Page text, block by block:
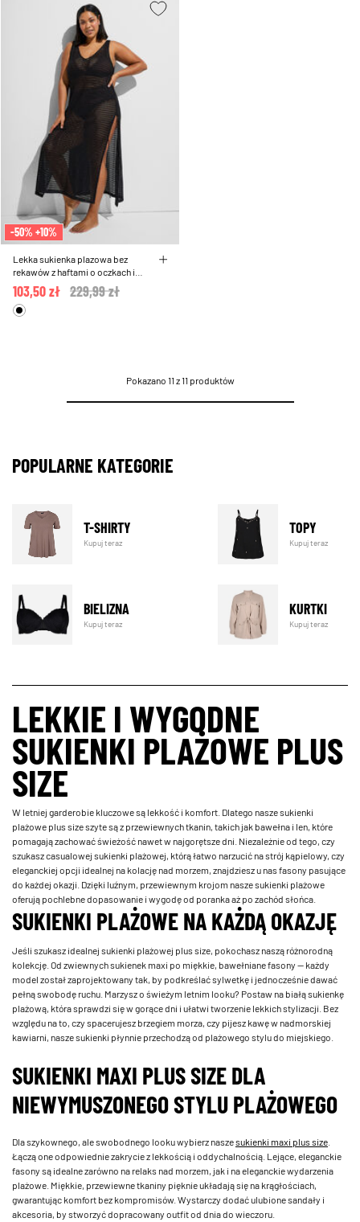
-50% +10%
Lekka sukienka plazowa bez
rekawów z haftami o oczkach i
rozcieciami po bokachPrice reduced from
229,99 zł
103,50 zł
Pokazano 11 z 11 produktów
POPULARNE KATEGORIE
T-SHIRTY
Kupuj teraz
TOPY
Kupuj teraz
BIELIZNA
Kupuj teraz
KURTKI
Kupuj teraz
LEKKIE I WYGODNE
SUKIENKI PLAŻOWE PLUS
SIZE
W letniej garderobie kluczowe są lekkość i komfort. Dlatego nasze sukienki
plażowe plus size szyte są z przewiewnych tkanin, takich jak bawełna i len, które
pomagają zachować świeżość nawet w najgorętsze dni. Niezależnie od tego, czy
szukasz casualowej sukienki plażowej, którą łatwo narzucić na strój kąpielowy, czy
eleganckiej opcji idealnej na kolację nad morzem, znajdziesz u nas fasony pasujące
do każdej okazji. Dzięki luźnym, przewiewnym krojom nasze sukienki plażowe
oferują pochlebne dopasowanie i wygodę od poranka aż po zachód słońca.
SUKIENKI PLAŻOWE NA KAŻDĄ OKAZJĘ
Jeśli szukasz idealnej sukienki plażowej plus size, pokochasz naszą różnorodną
kolekcję. Od zwiewnych sukienek maxi po miękkie, bawełniane fasony — każdy
model został zaprojektowany tak, by podkreślać sylwetkę i jednocześnie dawać
pełną swobodę ruchu. Marzysz o świeżym letnim looku? Postaw na białą sukienkę
plażową, która sprawdzi się w gorące dni i ułatwi tworzenie lekkich stylizacji. Bez
względu na to, czy spacerujesz brzegiem morza, czy pijesz kawę w nadmorskiej
kawiarni, nasze sukienki płynnie przechodzą od plażowego stylu do miejskiego.
SUKIENKI MAXI PLUS SIZE DLA
NIEWYMUSZONEGO STYLU PLAŻOWEGO
Dla szykownego, ale swobodnego looku wybierz naszesukienki maxi plus size.
Łączą one odpowiednie zakrycie z lekkością i oddychalnością. Lejące, eleganckie
fasony są idealne zarówno na relaks nad morzem, jak i na eleganckie wydarzenia
plażowe. Miękkie, przewiewne tkaniny pięknie układają się na krągłościach,
gwarantując komfort bez kompromisów. Wystarczy dodać ulubione sandały i
akcesoria, by stworzyć dopracowany outfit od dnia do wieczoru.